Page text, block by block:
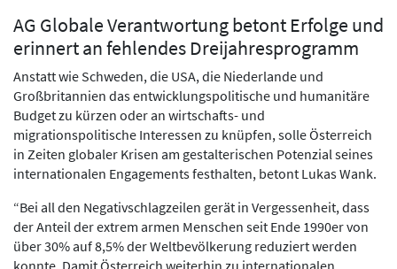
AG Globale Verantwortung betont Erfolge und
erinnert an fehlendes Dreijahresprogramm
Anstatt wie Schweden, die USA, die Niederlande und
Großbritannien das entwicklungspolitische und humanitäre
Budget zu kürzen oder an wirtschafts- und
migrationspolitische Interessen zu knüpfen, solle Österreich
in Zeiten globaler Krisen am gestalterischen Potenzial seines
internationalen Engagements festhalten, betont Lukas Wank.
“Bei all den Negativschlagzeilen gerät in Vergessenheit, dass
der Anteil der extrem armen Menschen seit Ende 1990er von
über 30% auf 8,5% der Weltbevölkerung reduziert werden